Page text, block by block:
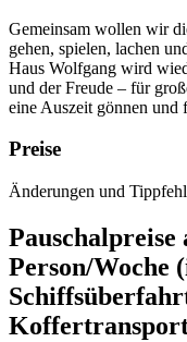
Gemeinsam wollen wir
gehen, spielen, lachen
Haus Wolfgang wird
und der Freude – für
eine Auszeit gönnen
Preise
Änderungen und
Person/Woche